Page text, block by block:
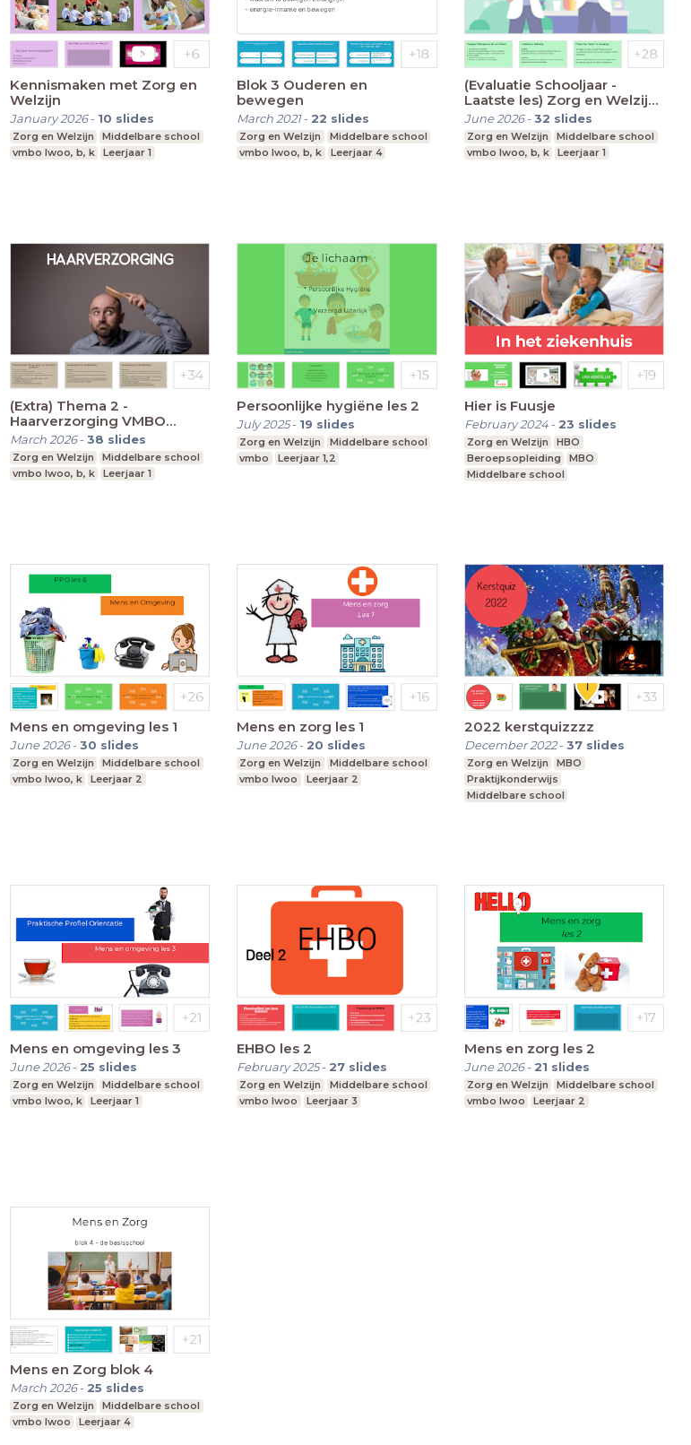
Kennismaken met Zorg en
Welzijn
January 2026- 10 slides
Zorg en Welzijn
Middelbare school
vmbo lwoo, b, k
Leerjaar 1
Blok 3 Ouderen en
bewegen
March 2021- 22 slides
Zorg en Welzijn
Middelbare school
vmbo lwoo, b, k
Leerjaar 4
(Evaluatie Schooljaar -
Laatste les) Zorg en Welzijn
kennis in actie - VMBO
Leerjaar 1 en ISK
June 2026-32 slides
Zorg en Welzijn
Middelbare school
vmbo lwoo, b, k
Leerjaar 1
(Extra) Thema 2 -
Haarverzorging VMBO
Leerjaar 1
March 2026-38 slides
Zorg en Welzijn
Middelbare school
vmbo lwoo, b, k
Leerjaar 1
Persoonlijke hygiëne les 2
July 2025- 19 slides
Zorg en Welzijn
Middelbare school
vmbo
Leerjaar 1,2
Hier is Fuusje
February 2024- 23 slides
Zorg en Welzijn
HBO
Beroepsopleiding
MBO
Middelbare school
Mens en omgeving les 1
June 2026-30 slides
Zorg en Welzijn
Middelbare school
vmbo lwoo, k
Leerjaar 2
Mens en zorg les 1
June 2026- 20 slides
Zorg en Welzijn
Middelbare school
vmbo lwoo
Leerjaar 2
2022 kerstquizzzz
December 2022-37 slides
Zorg en Welzijn
MBO
Praktijkonderwijs
Middelbare school
Mens en omgeving les 3
June 2026- 25 slides
Zorg en Welzijn
Middelbare school
vmbo lwoo, k
Leerjaar 1
EHBO les 2
February 2025- 27 slides
Zorg en Welzijn
Middelbare school
vmbo lwoo
Leerjaar 3
Mens en zorg les 2
June 2026- 21 slides
Zorg en Welzijn
Middelbare school
vmbo lwoo
Leerjaar 2
Mens en Zorg blok 4
March 2026- 25 slides
Zorg en Welzijn
Middelbare school
vmbo lwoo
Leerjaar 4